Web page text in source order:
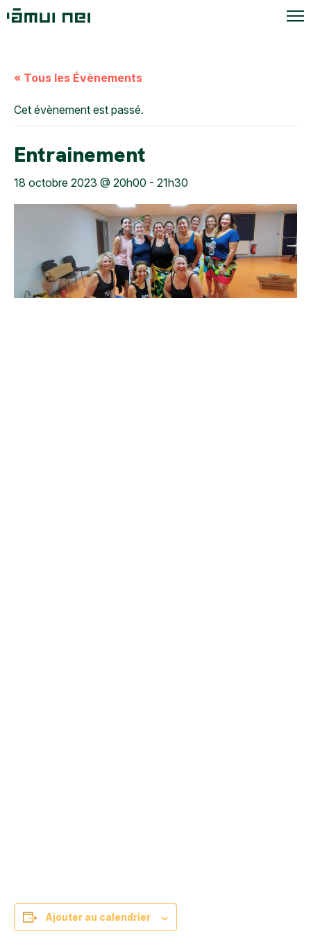
« Tous les Évènements
Cet évènement est passé.
Entrainement
18 octobre 2023 @ 20h00 - 21h30
Ajouter au calendrier